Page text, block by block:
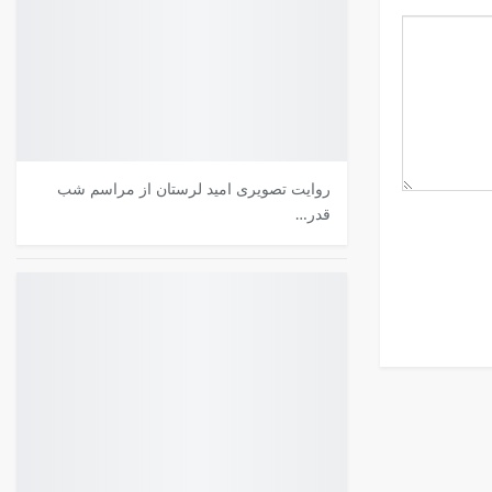
روایت تصویری امید لرستان از مراسم شب
قدر…